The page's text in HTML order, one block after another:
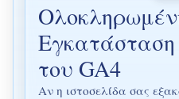
Εγκατάσταση
του GA4
Αν η ιστοσελίδα σας